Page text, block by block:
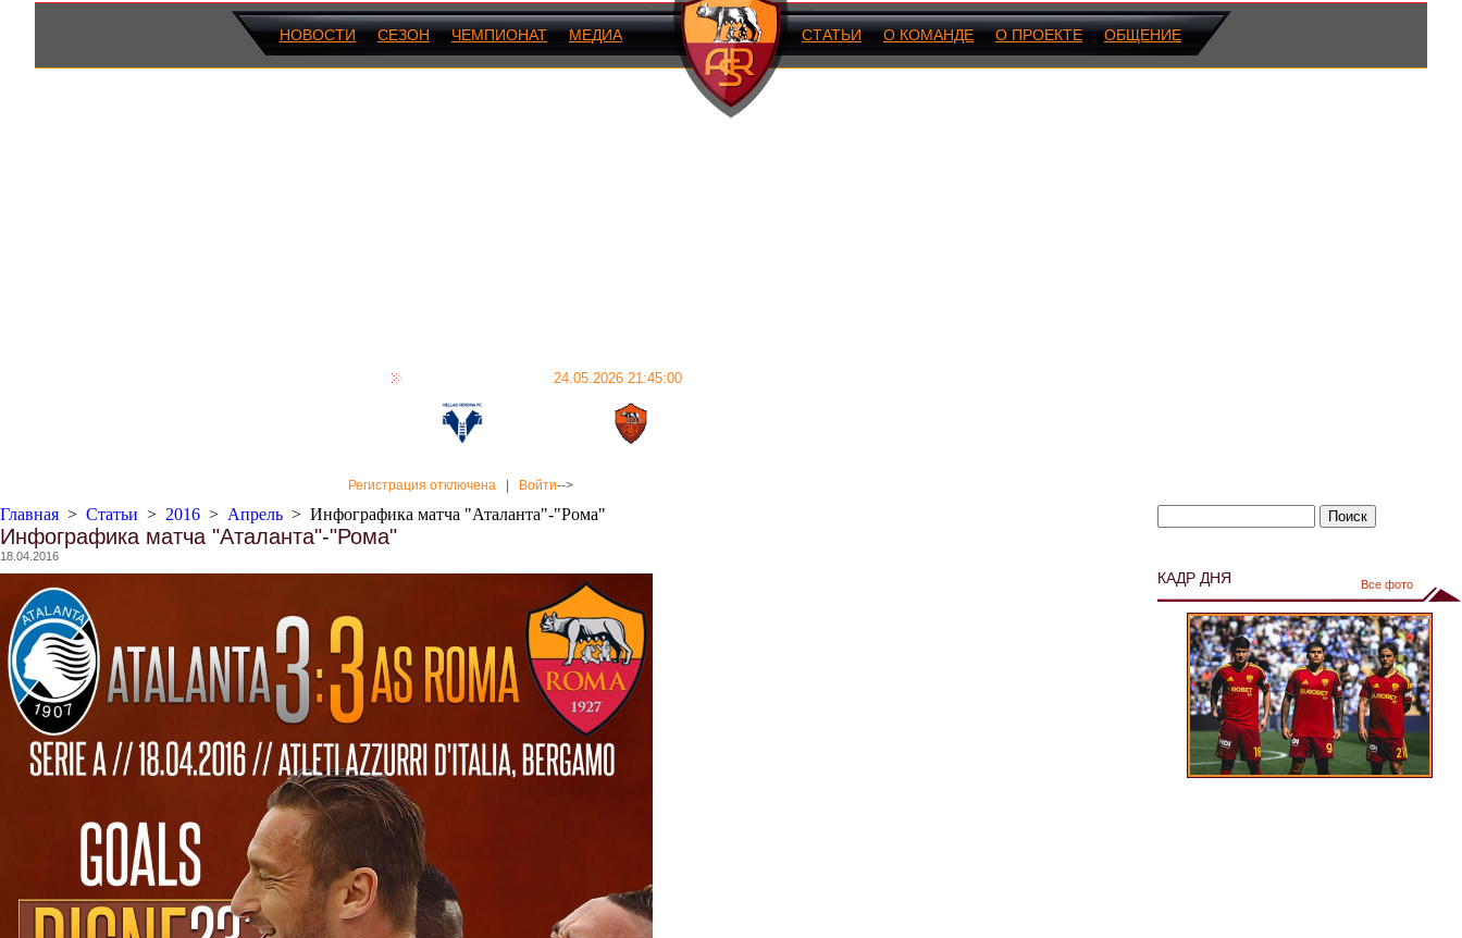
НОВОСТИ СЕЗОН ЧЕМПИОНАТ МЕДИА СТАТЬИ О КОМАНДЕ О ПРОЕКТЕ ОБЩЕНИЕ
24.05.2026 21:45:00
Регистрация отключена Войти-->
Главная > Статьи > 2016 > Апрель > Инфографика матча "Аталанта"-"Рома"
Инфографика матча "Аталанта"-"Рома"
18.04.2016
КАДР ДНЯ Все фото